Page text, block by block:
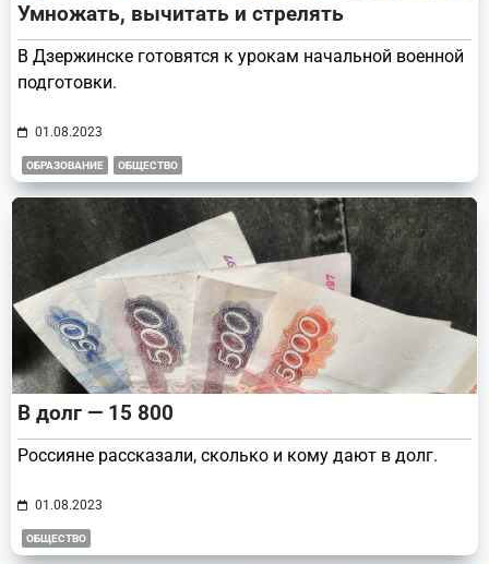
Умножать, вычитать и стрелять
В Дзержинске готовятся к урокам начальной военной
подготовки.
01.08.2023
ОБРАЗОВАНИЕ ОБЩЕСТВО
В долг — 15 800
Россияне рассказали, сколько и кому дают в долг.
01.08.2023
ОБЩЕСТВО